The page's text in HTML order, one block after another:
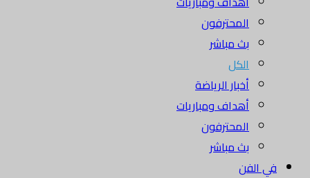
المحترفون
بث مباشر
الكل
أخبار الرياضة
أهداف ومباريات
المحترفون
بث مباشر
في الفن